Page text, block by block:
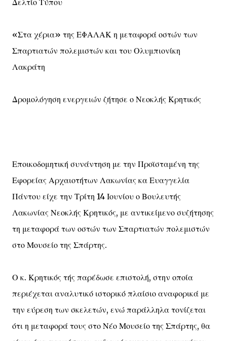
Δελτίο Τύπου
«Στα χέρια» της ΕΦΑΛΑΚ η μεταφορά οστών των
Σπαρτιατών πολεμιστών και του Ολυμπιονίκη
Λακράτη
Δρομολόγηση ενεργειών ζήτησε ο Νεοκλής Κρητικός
Εποικοδομητική συνάντηση με την Προϊσταμένη της
Εφορείας Αρχαιοτήτων Λακωνίας κα Ευαγγελία
Πάντου είχε την Τρίτη 14 Ιουνίου ο Βουλευτής
Λακωνίας Νεοκλής Κρητικός, με αντικείμενο συζήτησης
τη μεταφορά των οστών των Σπαρτιατών πολεμιστών
στο Μουσείο της Σπάρτης.
Ο κ. Κρητικός τής παρέδωσε επιστολή, στην οποία
περιέχεται αναλυτικό ιστορικό πλαίσιο αναφορικά με
την εύρεση των σκελετών, ενώ παράλληλα τονίζεται
ότι η μεταφορά τους στο Νέο Μουσείο της Σπάρτης, θα